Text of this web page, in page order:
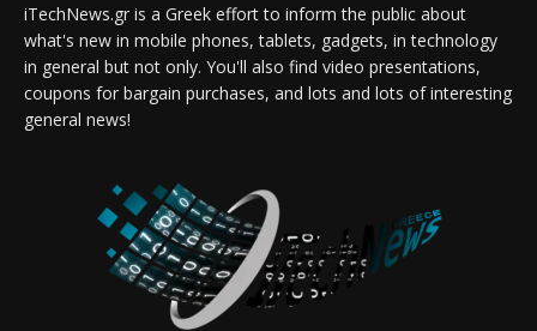
iTechNews.gr is a Greek effort to inform the public about
what's new in mobile phones, tablets, gadgets, in technology
in general but not only. You'll also find video presentations,
coupons for bargain purchases, and lots and lots of interesting
general news!